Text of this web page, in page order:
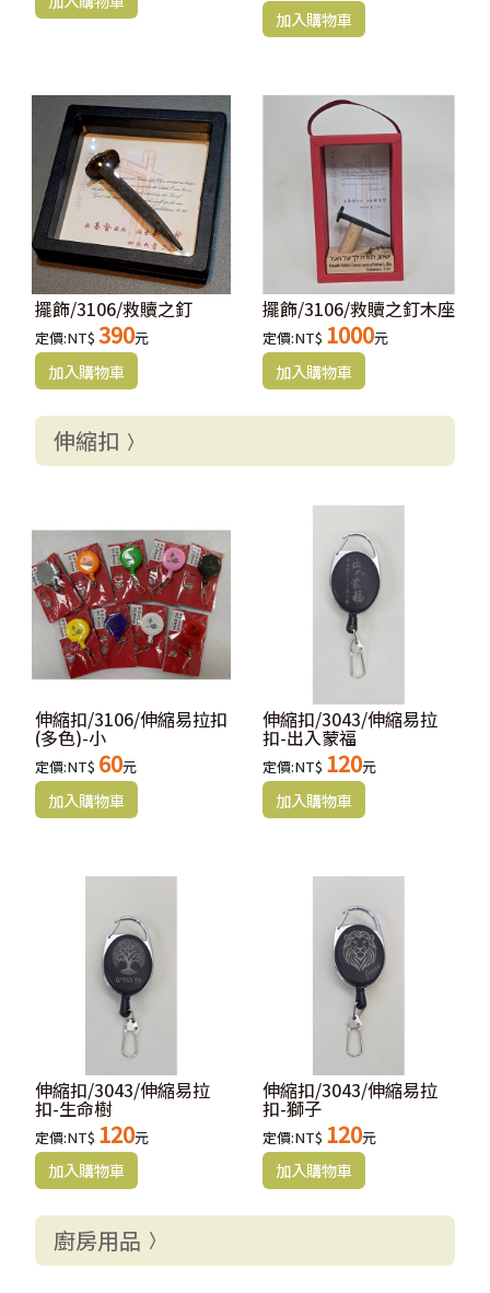
擺飾/3106/救贖之釘
定價:NT$ 390元
擺飾/3106/救贖之釘木座
定價:NT$ 1000元
伸縮扣
伸縮扣/3106/伸縮易拉扣
(多色)-小
定價:NT$ 60元
伸縮扣/3043/伸縮易拉
扣-出入蒙福
定價:NT$ 120元
伸縮扣/3043/伸縮易拉
扣-生命樹
定價:NT$ 120元
伸縮扣/3043/伸縮易拉
扣-獅子
定價:NT$ 120元
廚房用品